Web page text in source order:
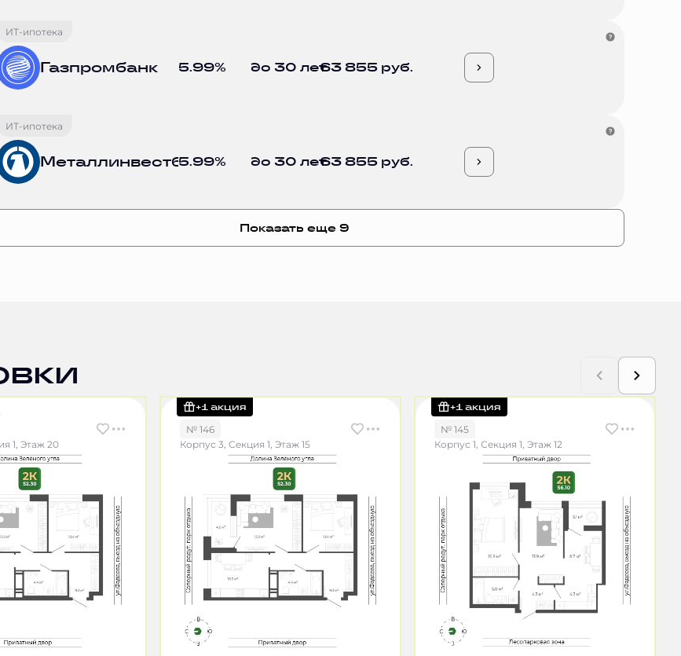
ИТ-ипотека
Газпромбанк 5.99% до 30 лет63 855 руб.
ИТ-ипотека
Металлинвестбанк
5.99% до 30 лет63 855 руб.
Показать еще 9
1, Этаж 20
+1 акция
№ 146
Корпус 3, Секция 1, Этаж 15
+1 акция
№ 145
Корпус 1, Секция 1, Этаж 12